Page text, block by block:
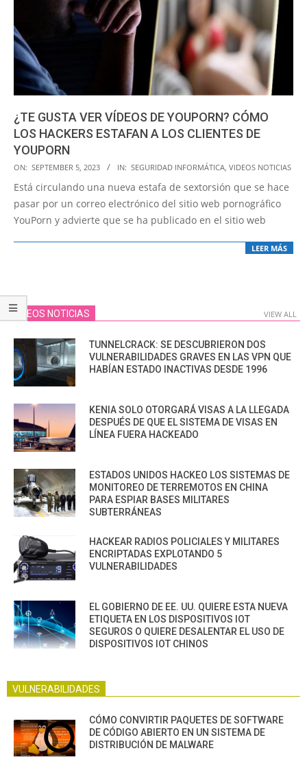
¿TE GUSTA VER VÍDEOS DE YOUPORN? CÓMO
LOS HACKERS ESTAFAN A LOS CLIENTES DE
YOUPORN
2023-
09-
ON: SEPTEMBER 5, 2023 IN: SEGURIDAD INFORMÁTICA VIDEOS NOTICIAS
Está circulando una nueva estafa de sextorsión que se hace
pasar por un correo electrónico del sitio web pornográfico
YouPorn y advierte que se ha publicado en el sitio web
LEER MÁS
VIDEOS NOTICIAS VIEW ALL
TUNNELCRACK: SE DESCUBRIERON DOS
VULNERABILIDADES GRAVES EN LAS VPN QUE
HABÍAN ESTADO INACTIVAS DESDE 1996
KENIA SOLO OTORGARÁ VISAS A LA LLEGADA
DESPUÉS DE QUE EL SISTEMA DE VISAS EN
LÍNEA FUERA HACKEADO
ESTADOS UNIDOS HACKEO LOS SISTEMAS DE
MONITOREO DE TERREMOTOS EN CHINA
PARA ESPIAR BASES MILITARES
SUBTERRÁNEAS
HACKEAR RADIOS POLICIALES Y MILITARES
ENCRIPTADAS EXPLOTANDO 5
VULNERABILIDADES
EL GOBIERNO DE EE. UU. QUIERE ESTA NUEVA
ETIQUETA EN LOS DISPOSITIVOS IOT
SEGUROS O QUIERE DESALENTAR EL USO DE
DISPOSITIVOS IOT CHINOS
VULNERABILIDADES
CÓMO CONVIRTIR PAQUETES DE SOFTWARE
DE CÓDIGO ABIERTO EN UN SISTEMA DE
DISTRIBUCIÓN DE MALWARE